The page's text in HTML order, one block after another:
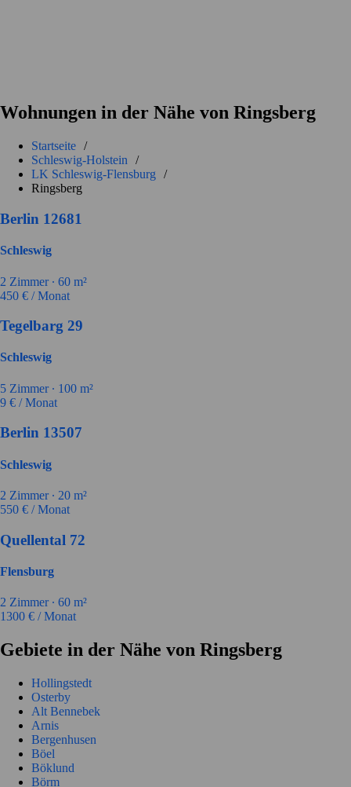
Wohnungen in der Nähe von Ringsberg
Startseite /
Schleswig-Holstein
/
LK Schleswig-Flensburg
/
Ringsberg
Berlin 12681
Schleswig
2 Zimmer ∙ 60 m²
450 € / Monat
Tegelbarg 29
Schleswig
5 Zimmer ∙ 100 m²
9 € / Monat
Berlin 13507
Schleswig
2 Zimmer ∙ 20 m²
550 € / Monat
Quellental 72
Flensburg
2 Zimmer ∙ 60 m²
1300 € / Monat
Gebiete in der Nähe von Ringsberg
Hollingstedt
Osterby
Alt Bennebek
Arnis
Bergenhusen
Böel
Böklund
Börm